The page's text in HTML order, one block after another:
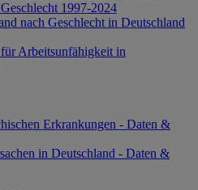
1997-2024
nach Geschlecht in Deutschland
Arbeitsunfähigkeit in
Erkrankungen - Daten &
in Deutschland - Daten &